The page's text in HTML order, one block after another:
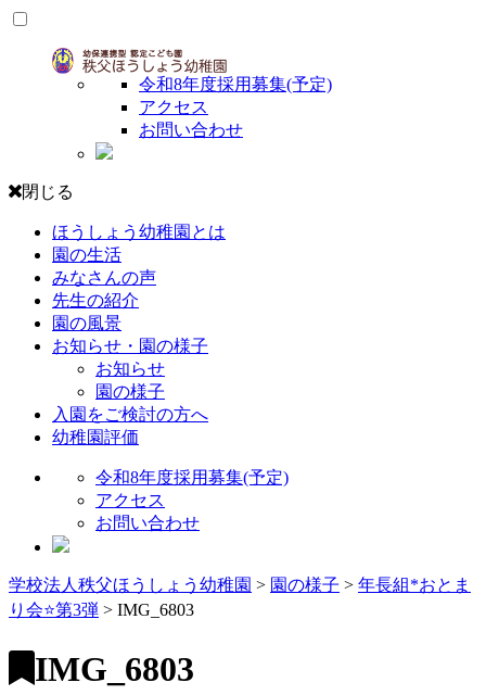
令和8年度採用募集(予定)
アクセス
お問い合わせ
閉じる
ほうしょう幼稚園とは
園の生活
みなさんの声
先生の紹介
園の風景
お知らせ・園の様子
お知らせ
園の様子
入園をご検討の方へ
幼稚園評価
令和8年度採用募集(予定)
アクセス
お問い合わせ
学校法人秩父ほうしょう幼稚園 > 園の様子 > 年長組*おとま
り会⭐️第3弾 > IMG_6803
IMG_6803